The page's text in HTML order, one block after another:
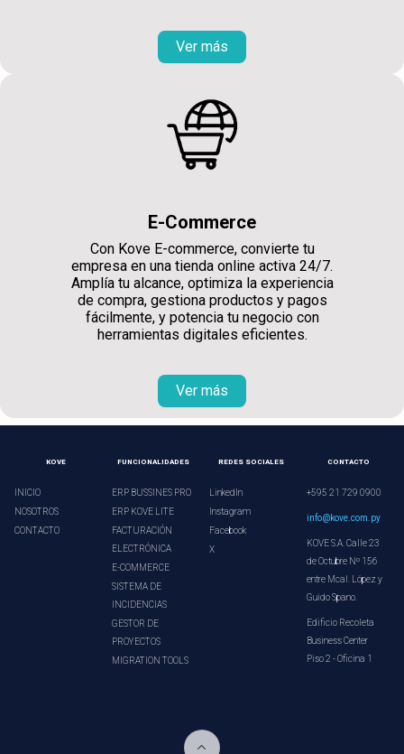
Ver más
E-Commerce
Con Kove E-commerce, convierte tu
empresa en una tienda online activa 24/7.
Amplía tu alcance, optimiza la experiencia
de compra, gestiona productos y pagos
fácilmente, y potencia tu negocio con
herramientas digitales eficientes.
Ver más
KOVE
INICIO
NOSOTROS
CONTACTO
FUNCIONALIDADES
ERP BUSSINES PRO
ERP KOVE LITE
FACTURACIÓN
ELECTRÓNICA
E-COMMERCE
SISTEMA DE
INCIDENCIAS
GESTOR DE
PROYECTOS
MIGRATION TOOLS
REDES SOCIALES
LinkedIn
Instagram
Facebook
X
CONTACTO
+595 21 729 0900
info@kove.com.py
KOVE S.A. Calle 23
de Octubre Nº 156
entre Mcal. López y
Guido Spano.
Edificio Recoleta
Business Center
Piso 2 - Oficina 1